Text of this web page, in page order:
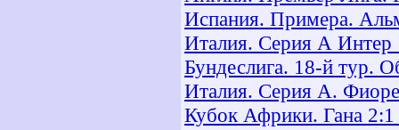
Испания. Примера.
Италия. Серия А
Бундеслига. 18-й тур.
Италия. Серия А.
Кубок Африки. Гана